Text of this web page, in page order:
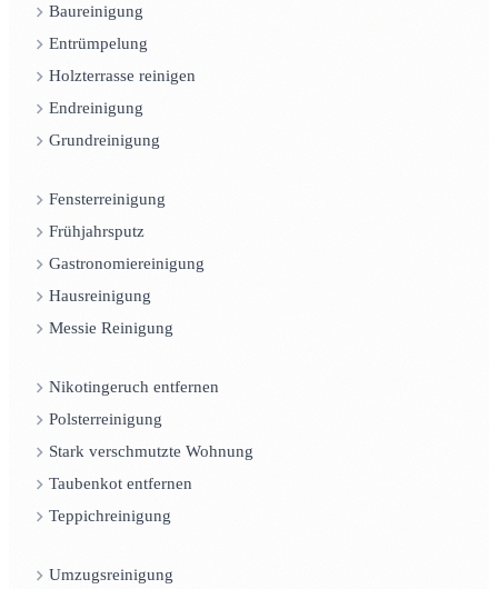
Baureinigung
Entrümpelung
Holzterrasse reinigen
Endreinigung
Grundreinigung
Fensterreinigung
Frühjahrsputz
Gastronomiereinigung
Hausreinigung
Messie Reinigung
Nikotingeruch entfernen
Polsterreinigung
Stark verschmutzte Wohnung
Taubenkot entfernen
Teppichreinigung
Umzugsreinigung